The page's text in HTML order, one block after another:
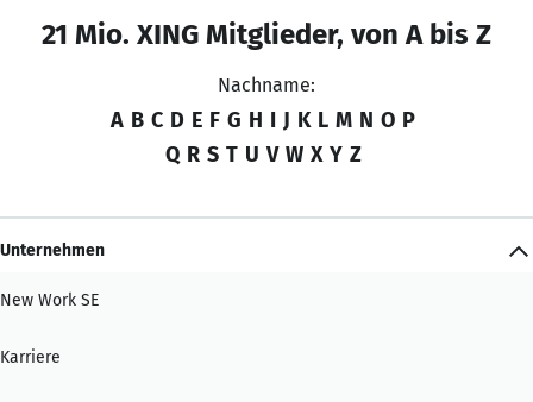
21 Mio. XING Mitglieder, von A bis Z
Nachname:
A B C D E F G H I J K L M N O P
Q R S T U V W X Y Z
Unternehmen
New Work SE
Karriere